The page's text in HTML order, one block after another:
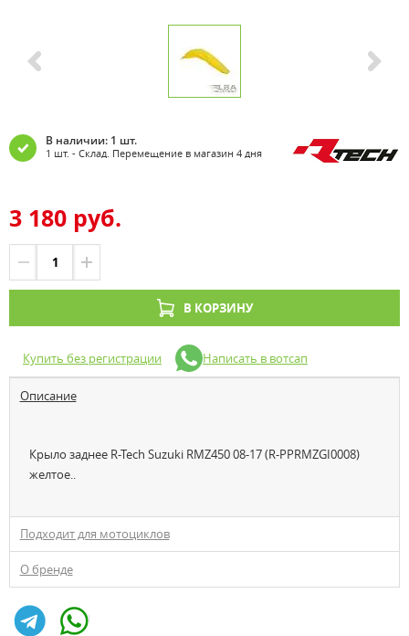
В наличии: 1 шт.
1 шт. - Склад. Перемещение в магазин 4 дня
3 180 руб.
В КОРЗИНУ
Купить без регистрации Написать в вотсап
Описание
Крыло заднее R-Tech Suzuki RMZ450 08-17 (R-PPRMZGI0008)
желтое..
Подходит для мотоциклов
О бренде